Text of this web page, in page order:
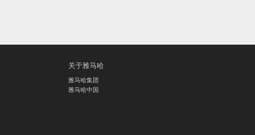
关于雅马哈
雅马哈集团
雅马哈中国